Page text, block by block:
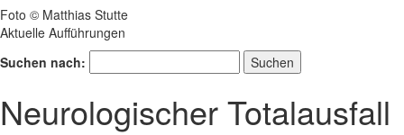
Foto © Matthias Stutte
Aktuelle Aufführungen
Suchen nach:
Neurologischer Totalausfall